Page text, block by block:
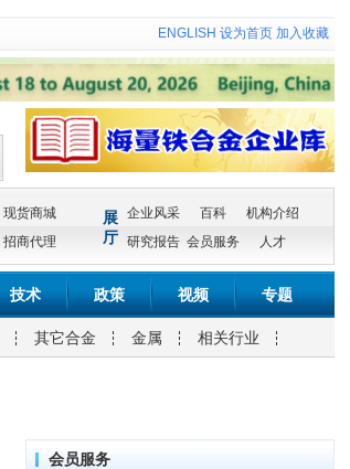
ENGLISH 设为首页 加入收藏
现货商城
招商代理
展
厅
企业风采 百科
机构介绍
研究报告 会员服务 人才
技术 政策 视频 专题
其它合金 金属 相关行业
会员服务